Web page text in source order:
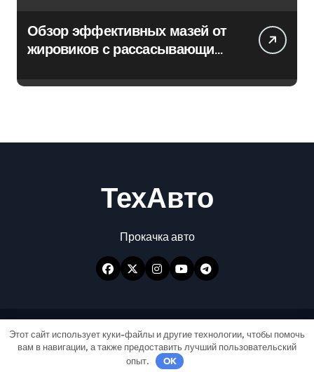
Обзор эффективных мазей от
жировиков с рассасывающим
ТехАвто
Прокачка авто
Авторские права © Все права защищены|
NewspaperupотThemeansar.
Этот сайт использует куки-файлы и другие технологии, чтобы помочь
вам в навигации, а также предоставить лучший пользовательский
опыт.
OK